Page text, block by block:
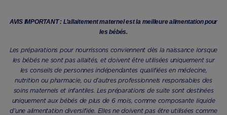
AVIS IMPORTANT : L’allaitement maternel est la meilleure alimentation pour
les bébés.
Les préparations pour nourrissons conviennent dès la naissance lorsque
les bébés ne sont pas allaités, et doivent être utilisées uniquement sur
les conseils de personnes indépendantes qualifiées en médecine,
nutrition ou pharmacie, ou d’autres professionnels responsables des
soins maternels et infantiles. Les préparations de suite sont destinées
uniquement aux bébés de plus de 6 mois, comme composante liquide
d’une alimentation diversifiée. Elles ne doivent pas être utilisées comme